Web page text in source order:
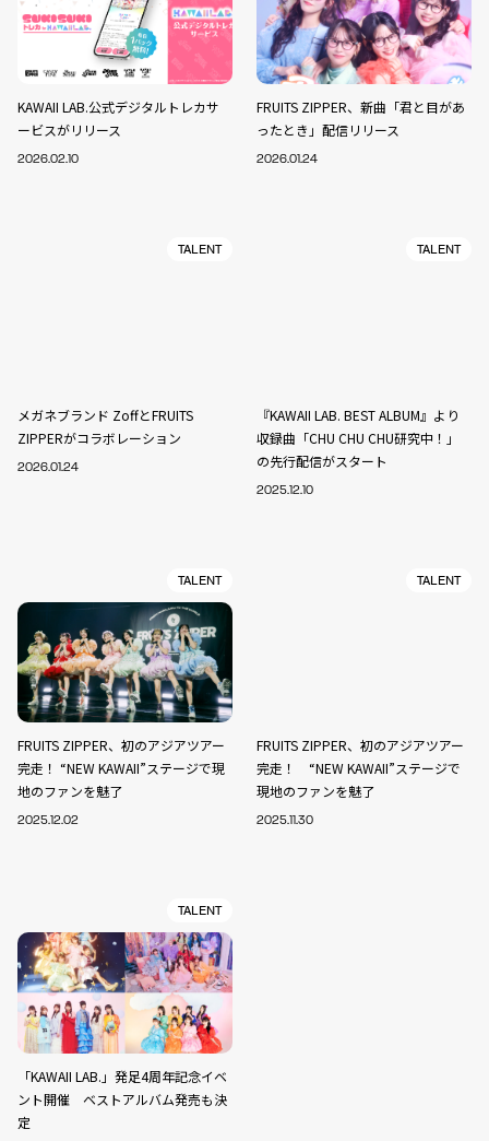
KAWAII LAB.公式デジタルトレカサ
ービスがリリース
2026.02.10
FRUITS ZIPPER、新曲「君と目があ
ったとき」配信リリース
2026.01.24
TALENT
メガネブランド ZoffとFRUITS
ZIPPERがコラボレーション
2026.01.24
TALENT
『KAWAII LAB. BEST ALBUM』より
収録曲「CHU CHU CHU研究中！」
の先行配信がスタート
2025.12.10
TALENT
FRUITS ZIPPER、初のアジアツアー
完走！ “NEW KAWAII”ステージで現
地のファンを魅了
2025.12.02
TALENT
FRUITS ZIPPER、初のアジアツアー
完走！ “NEW KAWAII”ステージで
現地のファンを魅了
2025.11.30
TALENT
「KAWAII LAB.」発足4周年記念イベ
ント開催 ベストアルバム発売も決
定